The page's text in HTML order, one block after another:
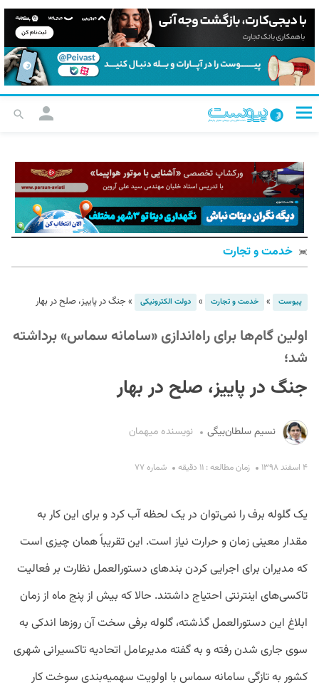
خدمت و تجارت
پیوست » خدمت و تجارت » دولت الکترونیکی » جنگ در پاییز، صلح در بهار
اولین گام‌ها برای راه‌اندازی «سامانه سماس» برداشته
شد؛
جنگ در پاییز، صلح در بهار
نسیم سلطان‌بیگی نویسنده میهمان
۴ اسفند ۱۳۹۸ زمان مطالعه : ۱۱ دقیقه شماره ۷۷
یک گلوله برف را نمی‌توان در یک لحظه آب کرد و برای این کار به
مقدار معینی زمان و حرارت نیاز است. این تقریباً همان چیزی است
که مدیران برای اجرایی کردن بندهای دستورالعمل نظارت بر فعالیت
تاکسی‌های اینترنتی احتیاج داشتند. حالا که بیش از پنج ماه از زمان
ابلاغ این دستورالعمل گذشته، گلوله برفی سخت آن روزها اندکی به
سوی جاری شدن رفته و به گفته مدیرعامل اتحادیه تاکسیرانی شهری
کشور به تازگی سامانه سماس با اولویت سهمیه‌بندی سوخت کار